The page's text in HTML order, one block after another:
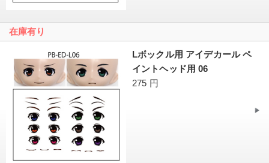
在庫有り
Lボックル用 アイデカール ペ
イントヘッド用 06
275 円